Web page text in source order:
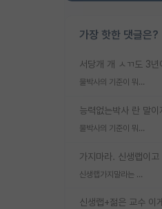
가장 핫한 댓글은?
물박사의 기준이 뭐임?
물박사의 기준이 뭐임?
신생랩가지말라는 이유가 있었구나